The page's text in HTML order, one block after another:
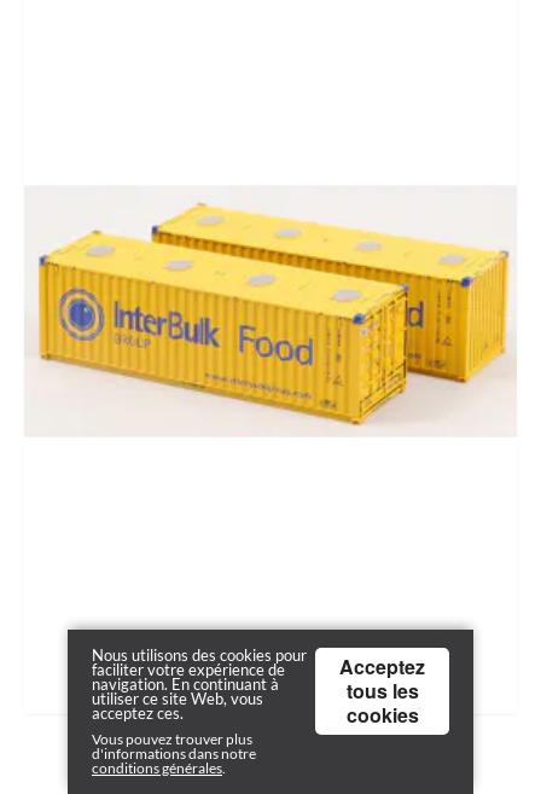
ACME 95051 / 2 x 30' containers "Interbulk Food"
Nous utilisons des cookies pour
faciliter votre expérience de
navigation. En continuant à
utiliser ce site Web, vous
acceptez ces.
Vous pouvez trouver plus
d'informations dans notre
conditions générales.
Acceptez
tous les
cookies